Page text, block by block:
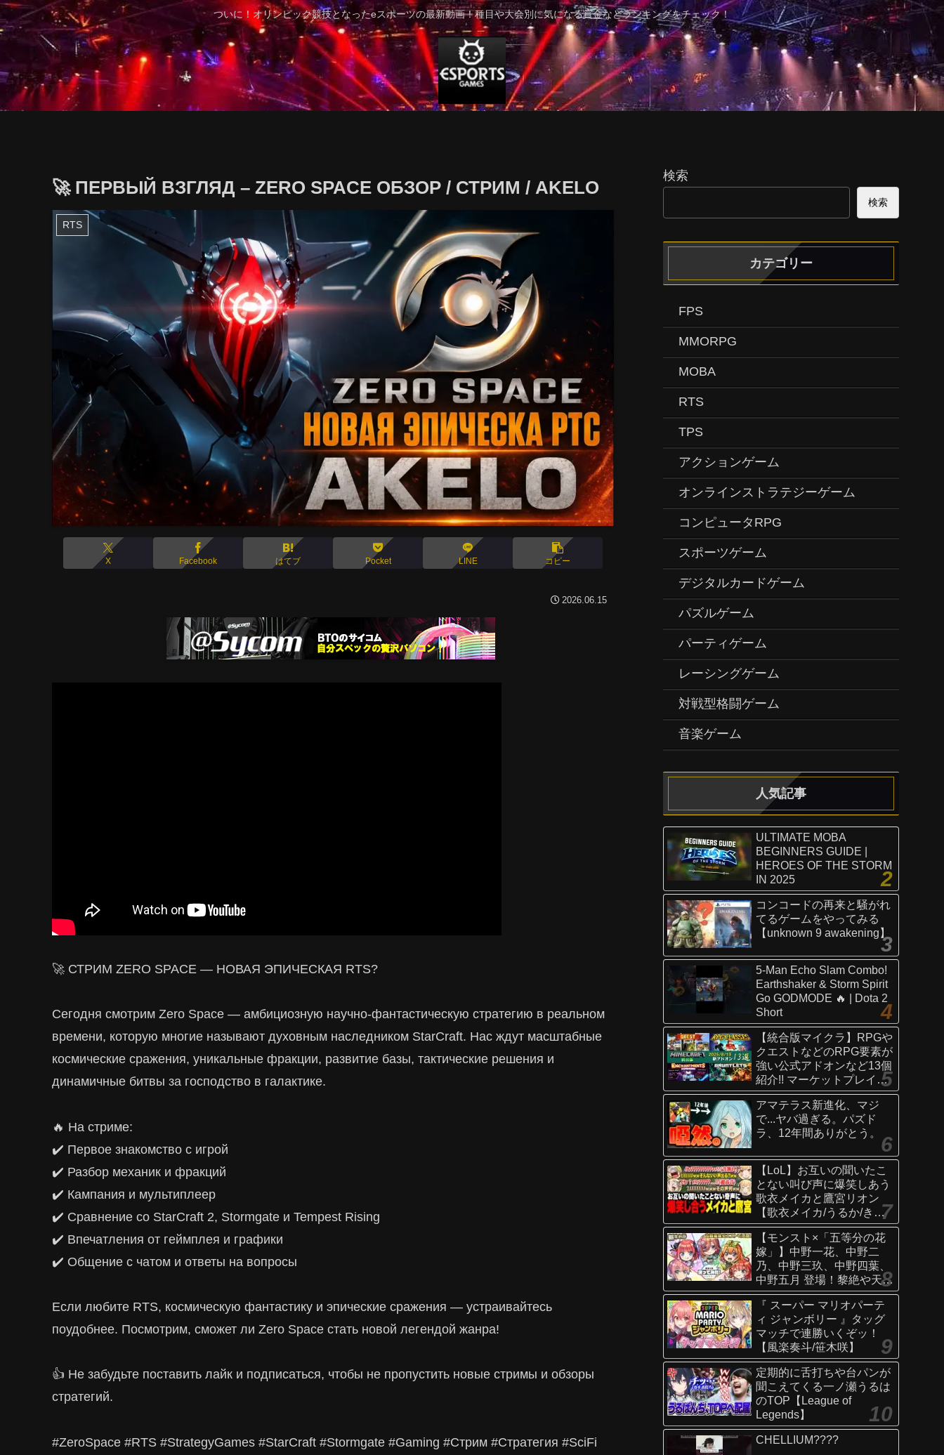
ついに！オリンピック競技となったeスポーツの最新動画！種目や大会別に気になる賞金などランキングをチェック！
🚀 ПЕРВЫЙ ВЗГЛЯД – ZERO SPACE ОБЗОР / СТРИМ / AKELO
RTS
X Facebook はてブ Pocket LINE コピー
2026.06.15
🚀 СТРИМ ZERO SPACE — НОВАЯ ЭПИЧЕСКАЯ RTS?
Сегодня смотрим Zero Space — амбициозную научно-фантастическую стратегию в реальном
времени, которую многие называют духовным наследником StarCraft. Нас ждут масштабные
космические сражения, уникальные фракции, развитие базы, тактические решения и
динамичные битвы за господство в галактике.
🔥 На стриме:
✔️ Первое знакомство с игрой
✔️ Разбор механик и фракций
✔️ Кампания и мультиплеер
✔️ Сравнение со StarCraft 2, Stormgate и Tempest Rising
✔️ Впечатления от геймплея и графики
✔️ Общение с чатом и ответы на вопросы
Если любите RTS, космическую фантастику и эпические сражения — устраивайтесь
поудобнее. Посмотрим, сможет ли Zero Space стать новой легендой жанра!
👍 Не забудьте поставить лайк и подписаться, чтобы не пропустить новые стримы и обзоры
стратегий.
#ZeroSpace #RTS #StrategyGames #StarCraft #Stormgate #Gaming #Стрим #Стратегия #SciFi
検索
検索
カテゴリー
FPS
MMORPG
MOBA
RTS
TPS
アクションゲーム
オンラインストラテジーゲーム
コンピュータRPG
スポーツゲーム
デジタルカードゲーム
パズルゲーム
パーティゲーム
レーシングゲーム
対戦型格闘ゲーム
音楽ゲーム
人気記事
ULTIMATE MOBA
BEGINNERS GUIDE |
HEROES OF THE STORM
IN 2025
コンコードの再来と騒がれ
てるゲームをやってみる
【unknown 9 awakening】
5-Man Echo Slam Combo!
Earthshaker & Storm Spirit
Go GODMODE 🔥 | Dota 2
Short
【統合版マイクラ】RPGや
クエストなどのRPG要素が
強い公式アドオンなど13個
紹介!! マーケットプレイス
情報
【Switch/Win10/PE/PS/Xb
ox】
アマテラス新進化、マジ
で...ヤバ過ぎる。パズド
ラ、12年間ありがとう。
【LoL】お互いの聞いたこ
とない叫び声に爆笑しあう
歌衣メイカと鷹宮リオン
【歌衣メイカ/うるか/きな
こ/ありさか/鷹宮リオン】
【モンスト×「五等分の花
嫁」】中野一花、中野二
乃、中野三玖、中野四葉、
中野五月 登場！黎絶や天魔
の孤城〜空中庭園〜などで
活躍！オリジナルSSにも注
目！【新キャラ使ってみた
｜モンスト公式】
『 スーパー マリオパーテ
ィ ジャンボリー 』タッグ
マッチで連勝いくぞッ！
【風楽奏斗/笹木咲】
定期的に舌打ちや台パンが
聞こえてくる一ノ瀬うるは
のTOP【League of
Legends】
CHELLIUM????